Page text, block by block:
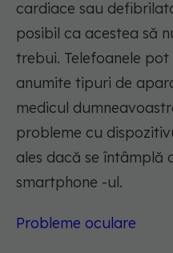
cardiace sau
posibil ca acestea să
trebui. Telefoanele
anumite tipuri de
medicul
probleme cu
ales dacă se întâmplă
smartphone -ul.
Probleme oculare